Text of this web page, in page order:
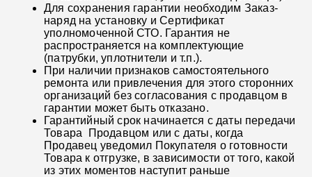
Для сохранения гарантии необходим Заказ-
наряд на установку и Сертификат
уполномоченной СТО. Гарантия не
распространяется на комплектующие
(патрубки, уплотнители и т.п.).
При наличии признаков самостоятельного
ремонта или привлечения для этого сторонних
организаций без согласования с продавцом в
гарантии может быть отказано.
Гарантийный срок начинается с даты передачи
Товара Продавцом или с даты, когда
Продавец уведомил Покупателя о готовности
Товара к отгрузке, в зависимости от того, какой
из этих моментов наступит раньше